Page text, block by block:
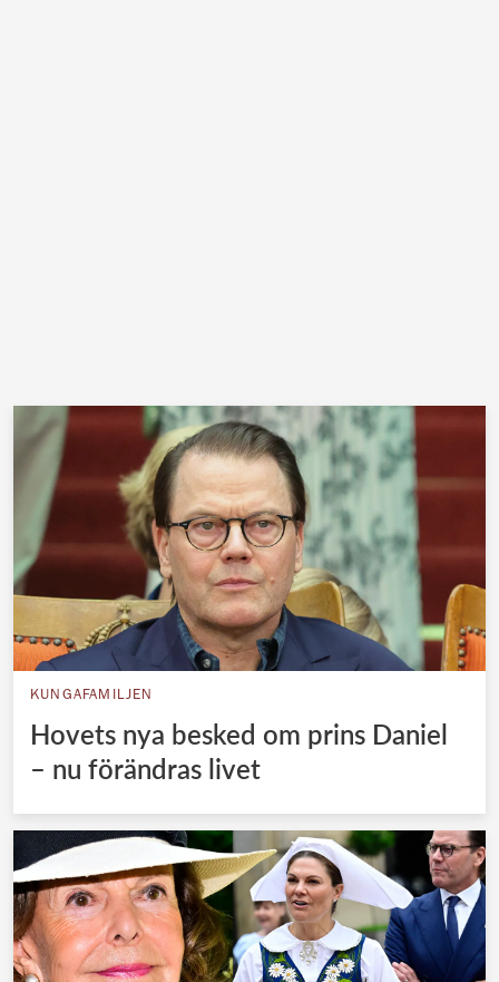
KUNGAFAMILJEN
Hovets nya besked om prins Daniel
– nu förändras livet